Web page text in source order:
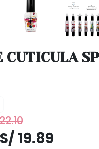
CUTICULA
19.89